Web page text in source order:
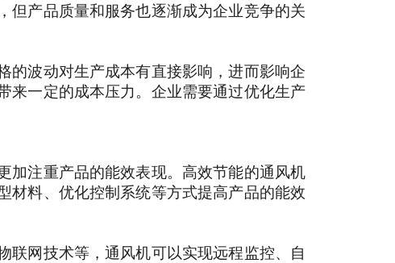
但产品质量和服务也逐渐成为企业竞争的关
的波动对生产成本有直接影响，进而影响企
来一定的成本压力。企业需要通过优化生产
加注重产品的能效表现。高效节能的通风机
材料、优化控制系统等方式提高产品的能效
联网技术等，通风机可以实现远程监控、自